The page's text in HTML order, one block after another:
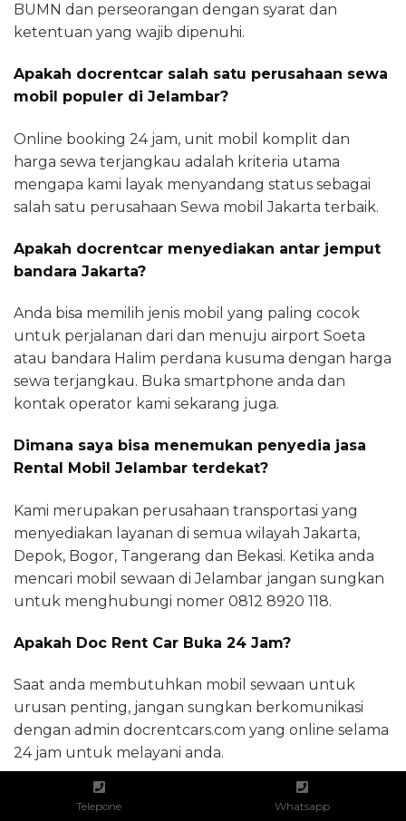
BUMN dan perseorangan dengan syarat dan
ketentuan yang wajib dipenuhi.
Apakah docrentcar salah satu perusahaan sewa
mobil populer di Jelambar?
Online booking 24 jam, unit mobil komplit dan
harga sewa terjangkau adalah kriteria utama
mengapa kami layak menyandang status sebagai
salah satu perusahaan Sewa mobil Jakarta terbaik.
Apakah docrentcar menyediakan antar jemput
bandara Jakarta?
Anda bisa memilih jenis mobil yang paling cocok
untuk perjalanan dari dan menuju airport Soeta
atau bandara Halim perdana kusuma dengan harga
sewa terjangkau. Buka smartphone anda dan
kontak operator kami sekarang juga.
Dimana saya bisa menemukan penyedia jasa
Rental Mobil Jelambar terdekat?
Kami merupakan perusahaan transportasi yang
menyediakan layanan di semua wilayah Jakarta,
Depok, Bogor, Tangerang dan Bekasi. Ketika anda
mencari mobil sewaan di Jelambar jangan sungkan
untuk menghubungi nomer 0812 8920 118.
Apakah Doc Rent Car Buka 24 Jam?
Saat anda membutuhkan mobil sewaan untuk
urusan penting, jangan sungkan berkomunikasi
dengan admin docrentcars.com yang online selama
24 jam untuk melayani anda.
Telepone Whatsapp